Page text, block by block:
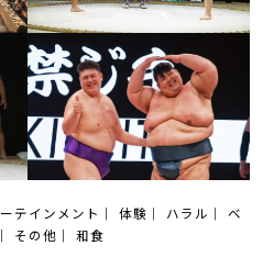
テインメント 体験 ハラル
ベ
その他
和食